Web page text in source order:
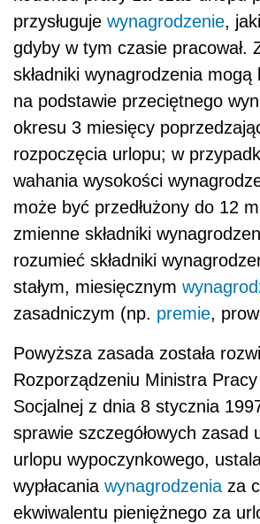
przysługuje wynagrodzenie,
gdyby w tym czasie pracował.
składniki wynagrodzenia mogą
na podstawie przeciętnego
okresu 3 miesięcy
rozpoczęcia urlopu; w
wahania wysokości
może być przedłużony do 12
zmienne składniki
rozumieć składniki
stałym, miesięcznym
zasadniczym (np. premie,
Powyższa zasada została
Rozporządzeniu Ministra
Socjalnej z dnia 8 stycznia
sprawie szczegółowych zasad
urlopu wypoczynkowego,
wypłacania wynagrodzeniaza
ekwiwalentu pieniężnego za